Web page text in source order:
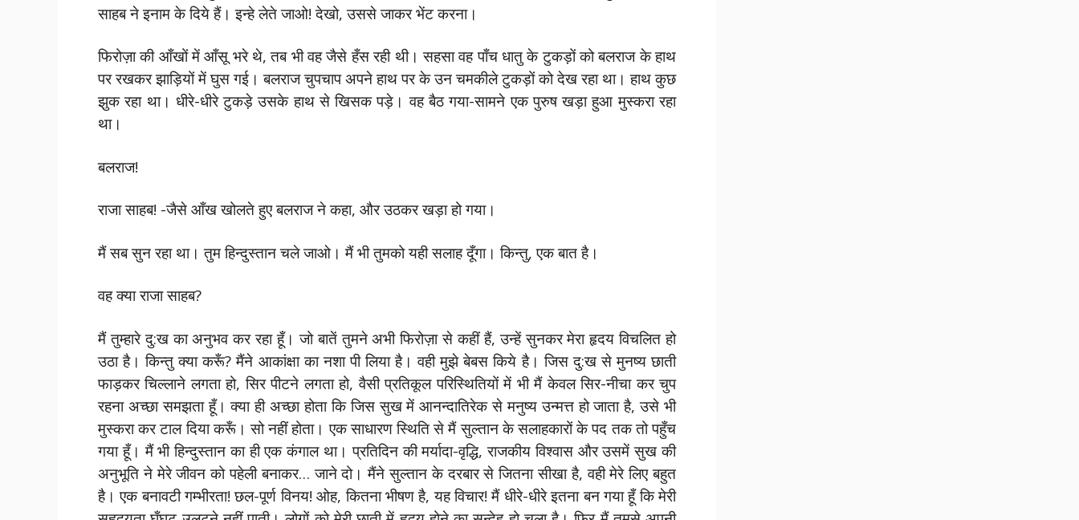
साहब ने इनाम के दिये हैं। इन्हे लेते जाओ! देखो, उससे जाकर भेंट करना।
फिरोज़ा की आँखों में आँसू भरे थे, तब भी वह जैसे हँस रही थी। सहसा वह पाँच धातु के टुकड़ों को बलराज के हाथ
पर रखकर झाड़ियों में घुस गई। बलराज चुपचाप अपने हाथ पर के उन चमकीले टुकड़ों को देख रहा था। हाथ कुछ
झुक रहा था। धीरे-धीरे टुकड़े उसके हाथ से खिसक पड़े। वह बैठ गया-सामने एक पुरुष खड़ा हुआ मुस्करा रहा
था।
बलराज!
राजा साहब! -जैसे आँख खोलते हुए बलराज ने कहा, और उठकर खड़ा हो गया।
मैं सब सुन रहा था। तुम हिन्दुस्तान चले जाओ। मैं भी तुमको यही सलाह दूँगा। किन्तु, एक बात है।
वह क्या राजा साहब?
मैं तुम्हारे दु:ख का अनुभव कर रहा हूँ। जो बातें तुमने अभी फिरोज़ा से कहीं हैं, उन्हें सुनकर मेरा हृदय विचलित हो
उठा है। किन्तु क्या करूँ? मैंने आकांक्षा का नशा पी लिया है। वही मुझे बेबस किये है। जिस दु:ख से मुनष्य छाती
फाड़कर चिल्लाने लगता हो, सिर पीटने लगता हो, वैसी प्रतिकूल परिस्थितियों में भी मैं केवल सिर-नीचा कर चुप
रहना अच्छा समझता हूँ। क्या ही अच्छा होता कि जिस सुख में आनन्दातिरेक से मनुष्य उन्मत्त हो जाता है, उसे भी
मुस्करा कर टाल दिया करूँ। सो नहीं होता। एक साधारण स्थिति से मैं सुल्तान के सलाहकारों के पद तक तो पहुँच
गया हूँ। मैं भी हिन्दुस्तान का ही एक कंगाल था। प्रतिदिन की मर्यादा-वृद्धि, राजकीय विश्वास और उसमें सुख की
अनुभूति ने मेरे जीवन को पहेली बनाकर… जाने दो। मैंने सुल्तान के दरबार से जितना सीखा है, वही मेरे लिए बहुत
है। एक बनावटी गम्भीरता! छल-पूर्ण विनय! ओह, कितना भीषण है, यह विचार! मैं धीरे-धीरे इतना बन गया हूँ कि मेरी